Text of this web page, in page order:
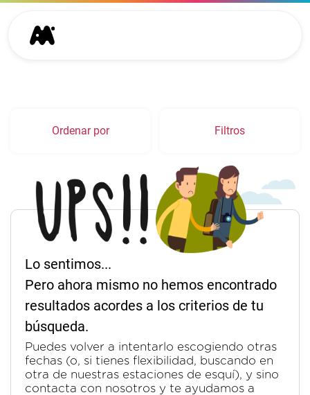
Ordenar por Filtros
Lo sentimos...
Pero ahora mismo no hemos encontrado
resultados acordes a los criterios de tu
búsqueda.
Puedes volver a intentarlo escogiendo otras
fechas (o, si tienes flexibilidad, buscando en
otra de nuestras estaciones de esquí), y sino
contacta con nosotros y te ayudamos a